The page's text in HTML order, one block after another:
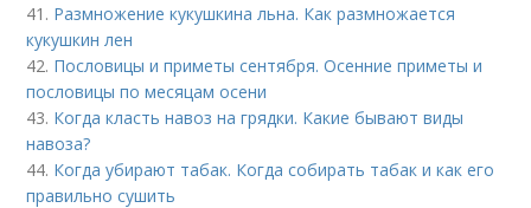
41. Размножение кукушкина льна. Как размножается
кукушкин лен
42. Пословицы и приметы сентября. Осенние приметы и
пословицы по месяцам осени
43. Когда класть навоз на грядки. Какие бывают виды
навоза?
44. Когда убирают табак. Когда собирать табак и как его
правильно сушить